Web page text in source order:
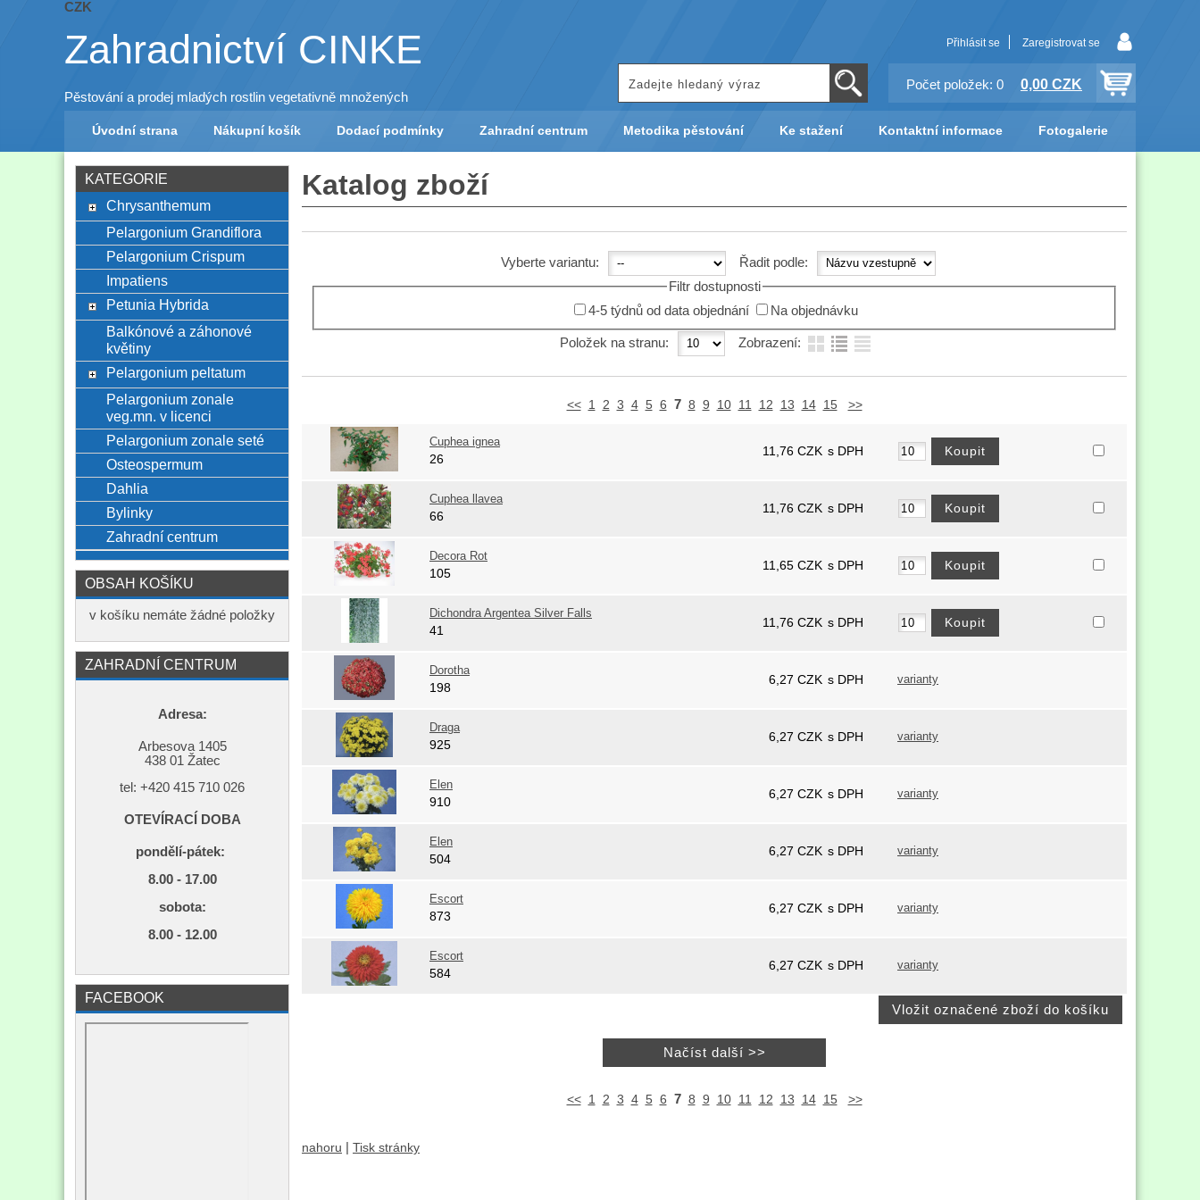
CZK
Přihlásit se Zaregistrovat se
Počet položek: 0 0,00 CZK
Zahradnictví CINKE
Pěstování a prodej mladých rostlin vegetativně množených
Úvodní strana Nákupní košík Dodací podmínky Zahradní centrum Metodika pěstování Ke stažení Kontaktní informace Fotogalerie
Katalog zboží
Vyberte variantu:
Řadit podle:
Filtr dostupnosti
4-5 týdnů od data objednání
Na objednávku
Položek na stranu: Zobrazení:
<< 1 2 3 4 5 6 7 8 9 10 11 12 13 14 15 >>
Cuphea ignea
26
11,76 CZK s DPH
Cuphea llavea
66
11,76 CZK s DPH
Decora Rot
105
11,65 CZK s DPH
Dichondra Argentea Silver Falls
41
11,76 CZK s DPH
Dorotha
198
6,27 CZK s DPH varianty
Draga
925
6,27 CZK s DPH varianty
Elen
910
6,27 CZK s DPH varianty
Elen
504
6,27 CZK s DPH varianty
Escort
873
6,27 CZK s DPH varianty
Escort
584
6,27 CZK s DPH varianty
<< 1 2 3 4 5 6 7 8 9 10 11 12 13 14 15 >>
nahoru Tisk stránky
KATEGORIE
Chrysanthemum
Pelargonium Grandiflora
Pelargonium Crispum
Impatiens
Petunia Hybrida
Balkónové a záhonové
květiny
Pelargonium peltatum
Pelargonium zonale
veg.mn. v licenci
Pelargonium zonale seté
Osteospermum
Dahlia
Bylinky
Zahradní centrum
OBSAH KOŠÍKU
v košíku nemáte žádné položky
ZAHRADNÍ CENTRUM
Adresa:
Arbesova 1405
438 01 Žatec
tel: +420 415 710 026
OTEVÍRACÍ DOBA
pondělí-pátek:
8.00 - 17.00
sobota:
8.00 - 12.00
FACEBOOK